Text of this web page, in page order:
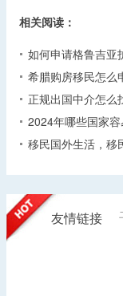
相关阅读：
如何申请格鲁吉亚
希腊购房移民怎么
正规出国中介怎么
2024年哪些国家容
移民国外生活，移
友情链接